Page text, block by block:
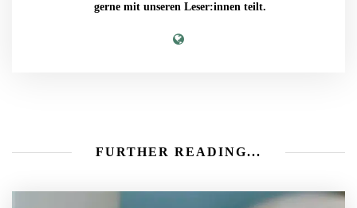
gerne mit unseren Leser:innen teilt.
FURTHER READING...